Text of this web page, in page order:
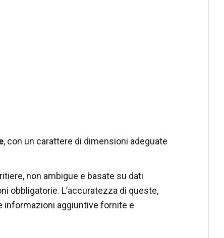
, con un carattere di dimensioni adeguate
non ambigue e basate su dati
obbligatorie. L’accuratezza di queste,
informazioni aggiuntive fornite e